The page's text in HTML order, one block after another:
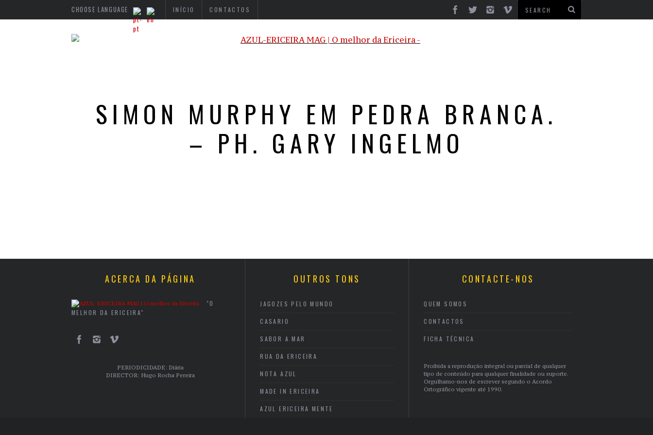
CHOOSE LANGUAGE INÍCIO CONTACTOS
SIMON MURPHY EM PEDRA BRANCA.
– PH. GARY INGELMO
ACERCA DA PÁGINA
"O
MELHOR DA ERICEIRA"
PERIODICIDADE: Diária
DIRECTOR: Hugo Rocha Pereira
OUTROS TONS
JAGOZES PELO MUNDO
CASARIO
SABOR A MAR
RUA DA ERICEIRA
NOTA AZUL
MADE IN ERICEIRA
AZUL ERICEIRA MENTE
CONTACTE-NOS
QUEM SOMOS
CONTACTOS
FICHA TÉCNICA
Proibida a reprodução integral ou parcial de qualquer
tipo de conteúdo para qualquer finalidade ou suporte.
Orgulhamo-nos de escrever segundo o Acordo
Ortográfico vigente até 1990.